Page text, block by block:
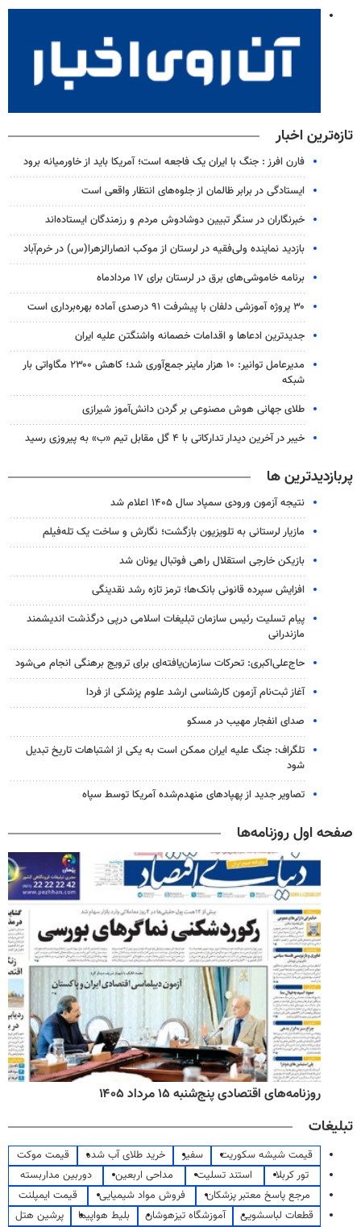
تازه‌ترین اخبار
فارن افرز : جنگ با ایران یک فاجعه است؛ آمریکا باید از خاورمیانه برود
ایستادگی در برابر ظالمان از جلوه‌های انتظار واقعی است
خبرنگاران در سنگر تبیین دوشادوش مردم و رزمندگان ایستاده‌اند
بازدید نماینده ولی‌فقیه در لرستان از موکب انصارالزهرا(س) در خرم‌آباد
برنامه خاموشی‌های برق در لرستان برای ۱۷ مردادماه
۳۰ پروژه آموزشی دلفان با پیشرفت ۹۱ درصدی آماده بهره‌برداری است
جدیدترین ادعاها و اقدامات خصمانه واشنگتن علیه ایران
مدیرعامل توانیر: ۱۰ هزار ماینر جمع‌آوری شد؛ کاهش ۲۳۰۰ مگاواتی بار
شبکه
طلای جهانی هوش مصنوعی بر گردن دانش‌آموز شیرازی
خیبر در آخرین دیدار تدارکاتی با ۴ گل مقابل تیم «ب» به پیروزی رسید
پربازدیدترین ها
نتیجه آزمون ورودی سمپاد سال ۱۴۰۵ اعلام شد
مازیار لرستانی به تلویزیون بازگشت؛ نگارش و ساخت یک تله‌فیلم
بازیکن خارجی استقلال راهی فوتبال یونان شد
افزایش سپرده قانونی بانک‌ها؛ ترمز تازه رشد نقدینگی
پیام تسلیت رئیس سازمان تبلیغات اسلامی درپی درگذشت اندیشمند
مازندرانی
حاج‌علی‌اکبری: تحرکات سازمان‌یافته‌ای برای ترویج برهنگی انجام می‌شود
آغاز ثبت‌نام‌ آزمون کارشناسی ارشد علوم پزشکی از فردا
صدای انفجار مهیب در مسکو
تلگراف: جنگ علیه ایران ممکن است به یکی از اشتباهات تاریخ تبدیل
شود
تصاویر جدید از پهپادهای منهدم‌شده آمریکا توسط سپاه
صفحه اول روزنامه‌ها
روزنامه‌های اقتصادی پنج‌شنبه ۱۵ مرداد ۱۴۰۵
تبلیغات
قیمت شیشه سکوریت سفیر خرید طلای آب شده
قیمت موکت
تور کربلا
استند تسلیت مداحی اربعین
دوربین مداربسته
مرجع پاسخ معتبر پزشکان
فروش مواد شیمیایی
قیمت ایمپلنت
قطعات لباسشویی
آموزشگاه تیزهوشان بلیط هواپیما
پرشین هتل